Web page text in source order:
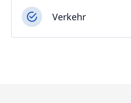
Verkehr